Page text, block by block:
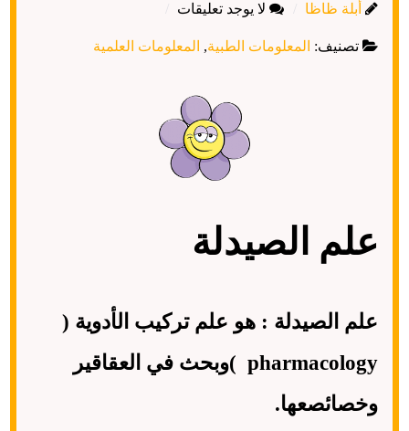
أبلة ظاظا لا يوجد تعليقات
تصنيف: المعلومات الطبية, المعلومات العلمية
علم الصيدلة
علم الصيدلة : هو علم تركيب الأدوية (
pharmacology )وبحث في العقاقير
وخصائصعها.